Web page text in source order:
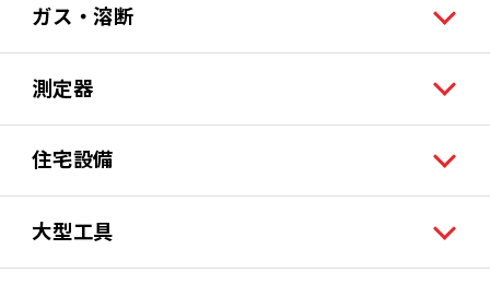
ガス・溶断
測定器
住宅設備
大型工具